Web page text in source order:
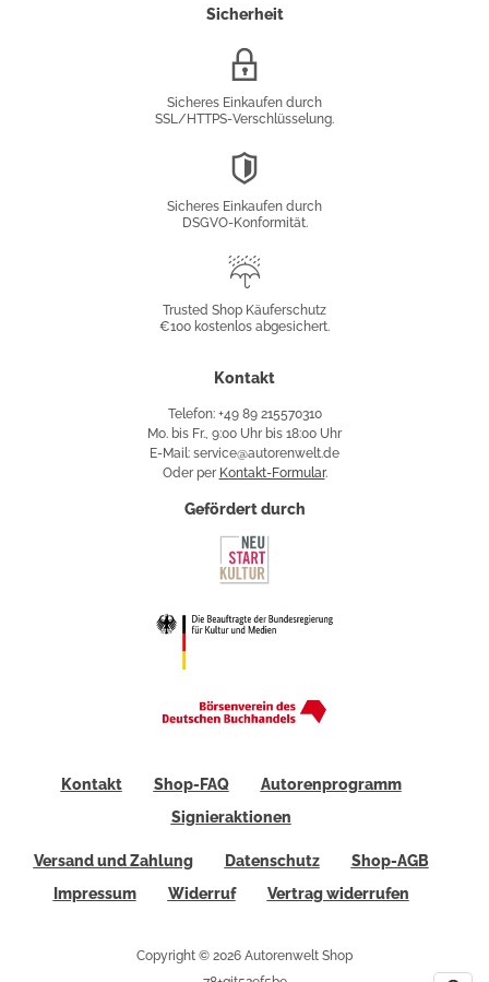
Sicherheit
Sicheres Einkaufen durch
SSL/HTTPS-Verschlüsselung.
Sicheres Einkaufen durch
DSGVO-Konformität.
Käuferschutz
Trusted Shop Käuferschutz
€100 kostenlos abgesichert.
Kontakt
Telefon: +49 89 215570310
Mo. bis Fr., 9:00 Uhr bis 18:00 Uhr
E-Mail: service@autorenwelt.de
Oder per Kontakt-Formular.
Gefördert durch
Kontakt Shop-FAQ
Autorenprogramm
Signieraktionen
Versand und Zahlung Datenschutz
Shop-AGB
Impressum
Widerruf Vertrag widerrufen
Copyright © 2026 Autorenwelt Shop